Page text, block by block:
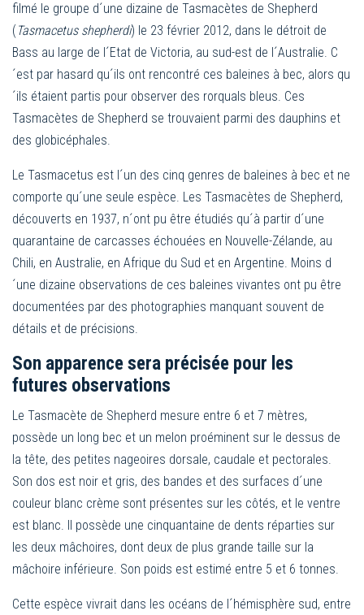
filmé le groupe d´une dizaine de Tasmacètes de Shepherd
(Tasmacetus shepherdi) le 23 février 2012, dans le détroit de
Bass au large de l´Etat de Victoria, au sud-est de l´Australie. C
´est par hasard qu´ils ont rencontré ces baleines à bec, alors qu
´ils étaient partis pour observer des rorquals bleus. Ces
Tasmacètes de Shepherd se trouvaient parmi des dauphins et
des globicéphales.
Le Tasmacetus est l´un des cinq genres de baleines à bec et ne
comporte qu´une seule espèce. Les Tasmacètes de Shepherd,
découverts en 1937, n´ont pu être étudiés qu´à partir d´une
quarantaine de carcasses échouées en Nouvelle-Zélande, au
Chili, en Australie, en Afrique du Sud et en Argentine. Moins d
´une dizaine observations de ces baleines vivantes ont pu être
documentées par des photographies manquant souvent de
détails et de précisions.
Son apparence sera précisée pour les
futures observations
Le Tasmacète de Shepherd mesure entre 6 et 7 mètres,
possède un long bec et un melon proéminent sur le dessus de
la tête, des petites nageoires dorsale, caudale et pectorales.
Son dos est noir et gris, des bandes et des surfaces d´une
couleur blanc crème sont présentes sur les côtés, et le ventre
est blanc. Il possède une cinquantaine de dents réparties sur
les deux mâchoires, dont deux de plus grande taille sur la
mâchoire inférieure. Son poids est estimé entre 5 et 6 tonnes.
Cette espèce vivrait dans les océans de l´hémisphère sud, entre